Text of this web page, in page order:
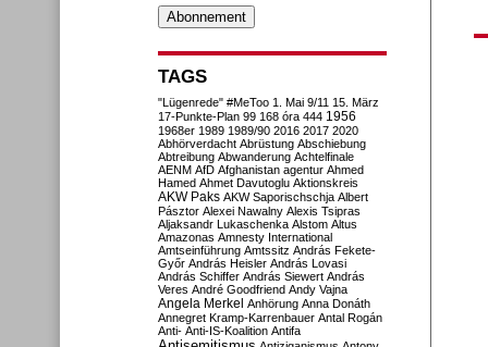
TAGS
"Lügenrede" #MeToo 1. Mai 9/11 15. März
17-Punkte-Plan 99 168 óra 444 1956
1968er 1989 1989/90 2016 2017 2020
Abhörverdacht Abrüstung Abschiebung
Abtreibung Abwanderung Achtelfinale
AENM AfD Afghanistan agentur Ahmed
Hamed Ahmet Davutoglu Aktionskreis
AKW Paks AKW Saporischschja Albert
Pásztor Alexei Nawalny Alexis Tsipras
Aljaksandr Lukaschenka Alstom Altus
Amazonas Amnesty International
Amtseinführung Amtssitz András Fekete-
Győr András Heisler András Lovasi
András Schiffer András Siewert András
Veres André Goodfriend Andy Vajna
Angela Merkel Anhörung Anna Donáth
Annegret Kramp-Karrenbauer Antal Rogán
Anti- Anti-IS-Koalition Antifa